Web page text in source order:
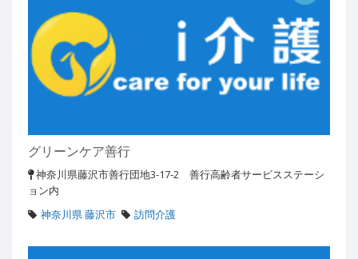
グリーンケア善行
神奈川県藤沢市善行団地3-17-2 善行高齢者サービスステーシ
ョン内
神奈川県 藤沢市
訪問介護